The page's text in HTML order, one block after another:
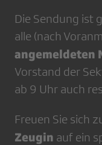
Die Sendung ist
alle (nach
angemeldeten
Vorstand der
ab 9 Uhr auch
Freuen Sie sich
Zeugin auf ein